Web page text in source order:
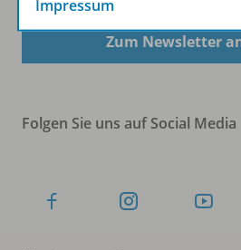
Zum Newsletter
Folgen Sie uns auf Social Media
Impressum